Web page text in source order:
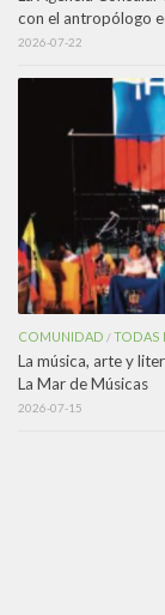
con el antropólogo
2026-07-22
COMUNIDAD /TODAS
La música, arte y
La Mar de Músicas
2026-07-15